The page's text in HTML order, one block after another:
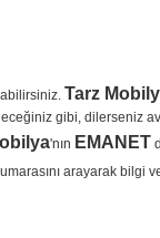
Tarz
gibi, dilerseniz
'nın EMANET
arayarak bilgi
Kargo